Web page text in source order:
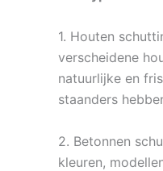
1. Houten
verscheidene
natuurlijke en
staanders
2. Betonnen
kleuren,